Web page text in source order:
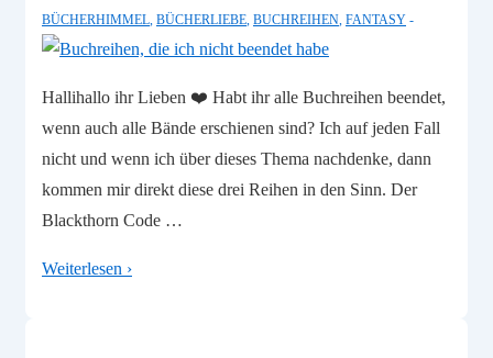
BÜCHERHIMMEL BÜCHERLIEBE BUCHREIHEN FANTASY
Hallihallo ihr Lieben ❤️ Habt ihr alle Buchreihen beendet,
wenn auch alle Bände erschienen sind? Ich auf jeden Fall
nicht und wenn ich über dieses Thema nachdenke, dann
kommen mir direkt diese drei Reihen in den Sinn. Der
Blackthorn Code …
Buchreihen,
Weiterlesen ›